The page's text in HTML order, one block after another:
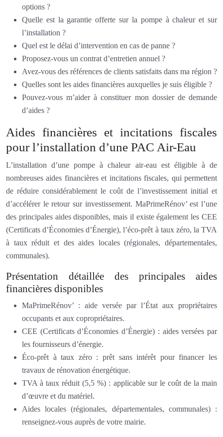
options ?
Quelle est la garantie offerte sur la pompe à chaleur et sur
l’installation ?
Quel est le délai d’intervention en cas de panne ?
Proposez-vous un contrat d’entretien annuel ?
Avez-vous des références de clients satisfaits dans ma région ?
Quelles sont les aides financières auxquelles je suis éligible ?
Pouvez-vous m’aider à constituer mon dossier de demande
d’aides ?
Aides financières et incitations fiscales
pour l’installation d’une PAC Air-Eau
L’installation d’une pompe à chaleur air-eau est éligible à de
nombreuses aides financières et incitations fiscales, qui permettent
de réduire considérablement le coût de l’investissement initial et
d’accélérer le retour sur investissement. MaPrimeRénov’ est l’une
des principales aides disponibles, mais il existe également les CEE
(Certificats d’Économies d’Énergie), l’éco-prêt à taux zéro, la TVA
à taux réduit et des aides locales (régionales, départementales,
communales).
Présentation détaillée des principales aides
financières disponibles
MaPrimeRénov’ : aide versée par l’État aux propriétaires
occupants et aux copropriétaires.
CEE (Certificats d’Économies d’Énergie) : aides versées par
les fournisseurs d’énergie.
Éco-prêt à taux zéro : prêt sans intérêt pour financer les
travaux de rénovation énergétique.
TVA à taux réduit (5,5 %) : applicable sur le coût de la main
d’œuvre et du matériel.
Aides locales (régionales, départementales, communales) :
renseignez-vous auprès de votre mairie.